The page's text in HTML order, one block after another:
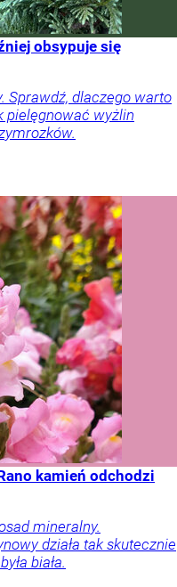
obsypuje się
Sprawdź, dlaczego warto
pielęgnować wyżlin
kamień odchodzi
mineralny.
działa tak skutecznie
biała.